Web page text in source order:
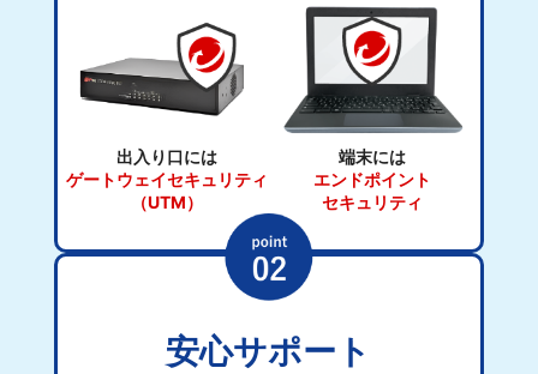
出入り口には
ゲートウェイセキュリティ
（UTM）
端末には
エンドポイント
セキュリティ
安心サポート